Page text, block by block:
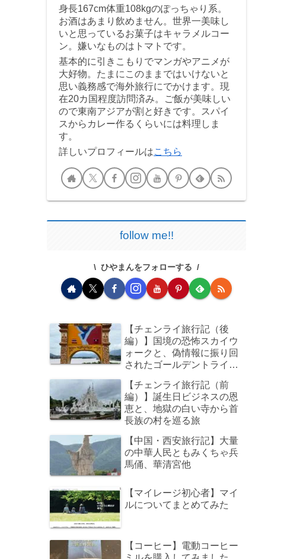
身長167cm体重108kgのぽっちゃり系。
お酒はあまり飲めません。世界一美味し
いと思っているお菓子はキャラメルコー
ン。嫌いなものはトマトです。
基本的に引きこもりでマンガやアニメが
大好物。たまにこのままではいけないと
思い義務感で海外旅行にでかけます。現
在20カ国程度訪問済み。ご飯が美味しい
ので東南アジアが割と好きです。スパイ
スからカレー作るくらいには料理しま
す。
詳しいプロフィールはこちら
follow me!!
ひやまんをフォローする
【チェンライ旅行記（後
編）】国境の恐怖スカイウ
ォークと、偽情報に振り回
されたゴールデントライア
ネスクラスで足元の狭さに
咽び泣く旅
【チェンライ旅行記（前
編）】誕生日ビジネスの恩
恵と、地獄の白い寺から首
長族の村を巡る旅
【中国・西安旅行記】大量
の中華人民ともみくちゃ兵
馬俑、華清宮他
【マイレージ初心者】マイ
ルについてまとめてみた
【コーヒー】電動コーヒー